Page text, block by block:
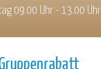
09.00 Uhr - 13.00 Uhr